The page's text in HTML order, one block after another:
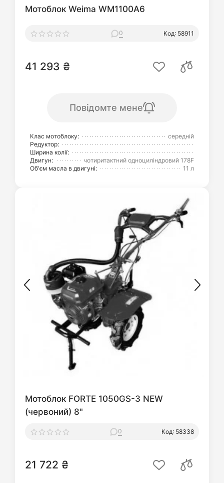
Мотоблок Weima WM1100A6
0 Код: 58911
41 293 ₴
Повідомте мене
Клас мотоблоку:
середній
Редуктор:
Ширина колії:
Двигун:
чотиритактний одноциліндровий 178F
Об'єм масла в двигуні:
11 л
Мотоблок FORTE 1050GS-3 NEW
(червоний) 8"
0 Код: 58338
21 722 ₴